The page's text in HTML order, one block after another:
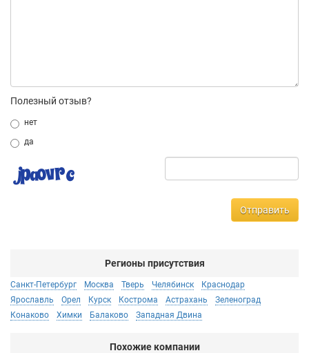
Полезный отзыв?
нет
да
Отправить
Регионы присутствия
Санкт-Петербург Москва Тверь Челябинск
Краснодар
Ярославль
Орел Курск Кострома Астрахань
Зеленоград
Конаково
Химки Балаково Западная Двина
Похожие компании